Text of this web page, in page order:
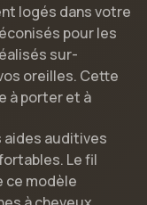
logés dans votre
pour les
sur-
oreilles. Cette
à porter et à
aides auditives
Le fil
ce modèle